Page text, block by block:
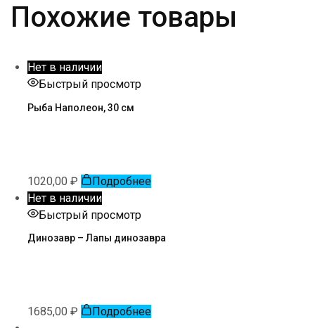
Похожие товары
Нет в наличии
Быстрый просмотр
Рыба Наполеон, 30 см
1020,00 ₽
Подробнее
Нет в наличии
Быстрый просмотр
Динозавр – Лапы динозавра
1685,00 ₽ Подробнее